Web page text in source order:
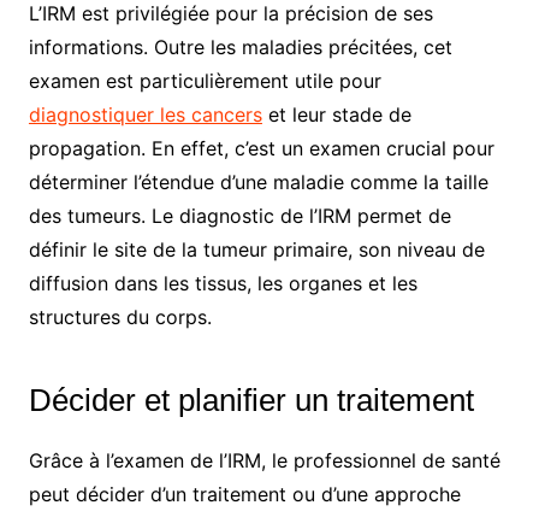
L’IRM est privilégiée pour la précision de ses
informations. Outre les maladies précitées, cet
examen est particulièrement utile pour
diagnostiquer les cancerset leur stade de
propagation. En effet, c’est un examen crucial pour
déterminer l’étendue d’une maladie comme la taille
des tumeurs. Le diagnostic de l’IRM permet de
définir le site de la tumeur primaire, son niveau de
diffusion dans les tissus, les organes et les
structures du corps.
Décider et planifier un traitement
Grâce à l’examen de l’IRM, le professionnel de santé
peut décider d’un traitement ou d’une approche